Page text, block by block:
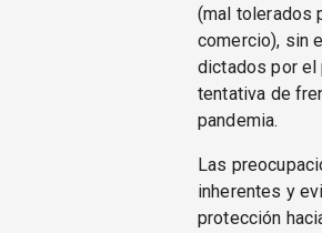
(mal tolerados
comercio), sin
dictados por el
tentativa de
pandemia.
Las
inherentes y
protección